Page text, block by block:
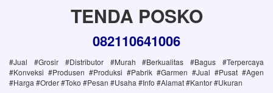
TENDA POSKO
082110641006
#Jual #Grosir #Distributor #Murah #Berkualitas #Bagus #Terpercaya
#Konveksi #Produsen #Produksi #Pabrik #Garmen #Jual #Pusat #Agen
#Harga #Order #Toko #Pesan #Usaha #Info #Alamat #Kantor #Ukuran